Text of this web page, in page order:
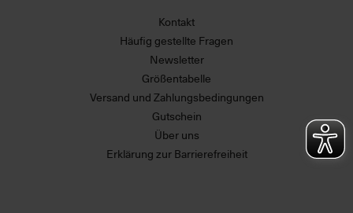
Kontakt
Häufig gestellte Fragen
Newsletter
Größentabelle
Versand und Zahlungsbedingungen
Gutschein
Über uns
Erklärung zur Barrierefreiheit